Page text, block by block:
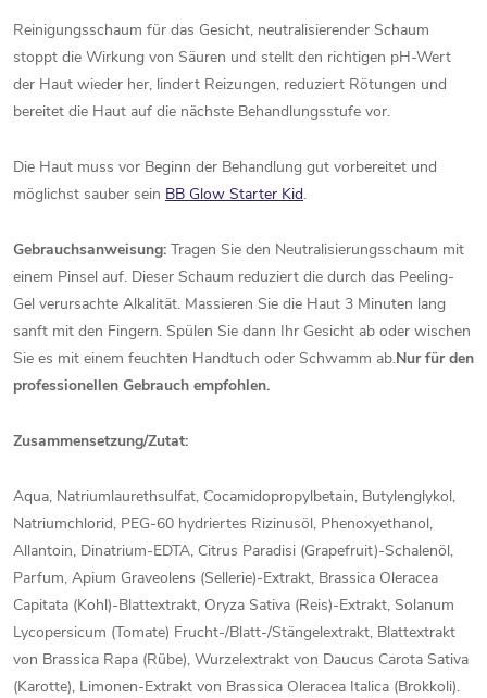
Reinigungsschaum für das Gesicht, neutralisierender Schaum
stoppt die Wirkung von Säuren und stellt den richtigen pH-Wert
der Haut wieder her, lindert Reizungen, reduziert Rötungen und
bereitet die Haut auf die nächste Behandlungsstufe vor.
Die Haut muss vor Beginn der Behandlung gut vorbereitet und
möglichst sauber sein BB Glow Starter Kid.
Gebrauchsanweisung: Tragen Sie den Neutralisierungsschaum mit
einem Pinsel auf. Dieser Schaum reduziert die durch das Peeling-
Gel verursachte Alkalität. Massieren Sie die Haut 3 Minuten lang
sanft mit den Fingern. Spülen Sie dann Ihr Gesicht ab oder wischen
Sie es mit einem feuchten Handtuch oder Schwamm ab.Nur für den
professionellen Gebrauch empfohlen.
Zusammensetzung/Zutat:
Aqua, Natriumlaurethsulfat, Cocamidopropylbetain, Butylenglykol,
Natriumchlorid, PEG-60 hydriertes Rizinusöl, Phenoxyethanol,
Allantoin, Dinatrium-EDTA, Citrus Paradisi (Grapefruit)-Schalenöl,
Parfum, Apium Graveolens (Sellerie)-Extrakt, Brassica Oleracea
Capitata (Kohl)-Blattextrakt, Oryza Sativa (Reis)-Extrakt, Solanum
Lycopersicum (Tomate) Frucht-/Blatt-/Stängelextrakt, Blattextrakt
von Brassica Rapa (Rübe), Wurzelextrakt von Daucus Carota Sativa
(Karotte), Limonen-Extrakt von Brassica Oleracea Italica (Brokkoli).